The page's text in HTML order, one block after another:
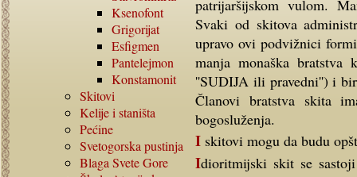
Ksenofont
Grigorijat
Esfigmen
Pantelejmon
Konstamonit
Skitovi
Kelije i staništa
Pećine
Svetogorska pustinja
Blaga Svete Gore
patrijaršijskom vulom.
Svaki od skitova
upravo ovi podvižnici
manja monaška
''SUDIJA ili pravedni'') i
Članovi bratstva skita
bogosluženja.
I skitovi mogu da budu
Idioritmijski skit se sastoji od više kelija koje se nalaze oko centralnog hrama.